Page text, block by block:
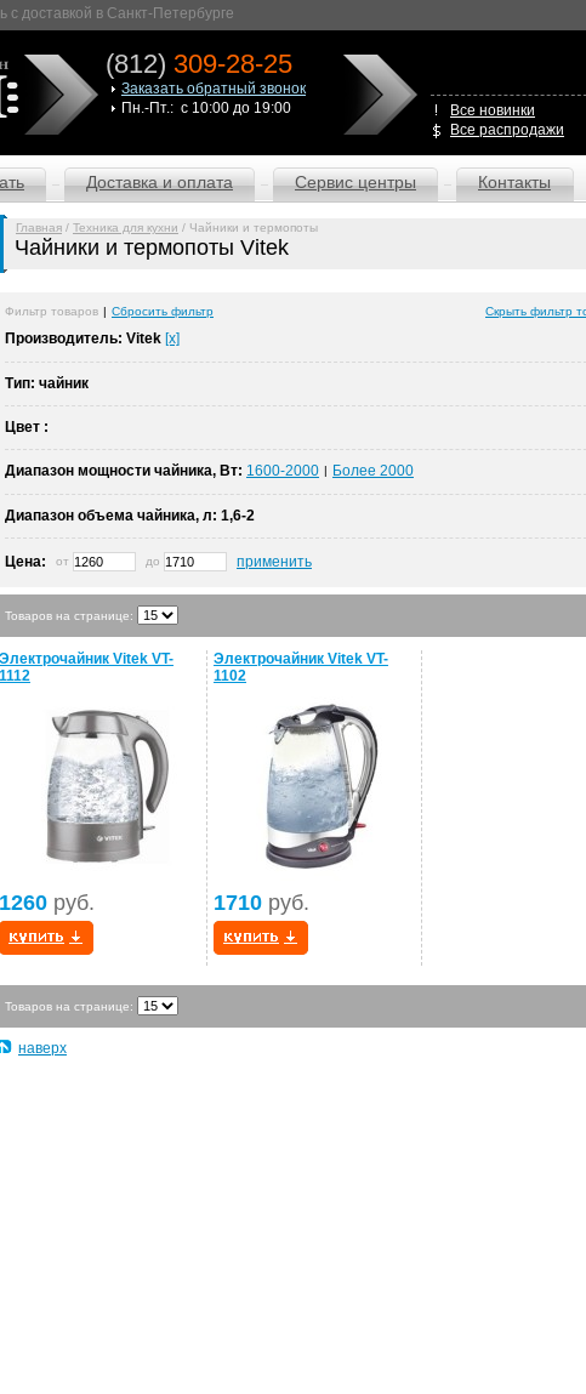
с доставкой в Санкт-Петербурге
(812) 309-28-25
Заказать обратный звонок
Пн.-Пт.: с 10:00 до 19:00
Все новинки
Все распродажи
Доставка и оплата Сервис центры Контакты
Главная / Техника для кухни / Чайники и термопоты
Чайники и термопоты Vitek
Фильтр товаров | Сбросить фильтр Скрыть фильтр
Производитель: Vitek [x]
Тип: чайник
Цвет :
Диапазон мощности чайника, Вт: 1600-2000 | Более 2000
Диапазон объема чайника, л: 1,6-2
Цена: от до применить
Товаров на странице:
Электрочайник Vitek VT-
1112
1260 руб.
Электрочайник Vitek VT-
1102
1710 руб.
Товаров на странице:
наверх